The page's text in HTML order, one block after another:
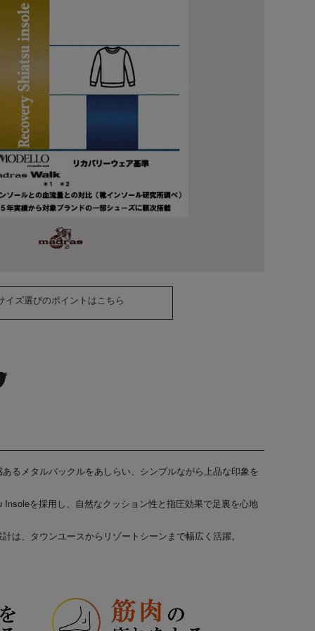
るメタルバックルをあしらい、シンプルながら上品な印象を
を採用し、自然なクッション性と指圧効果で足裏を心地
は、タウンユースからリゾートシーンまで幅広く活躍。
イズ選びのポイントはこちら